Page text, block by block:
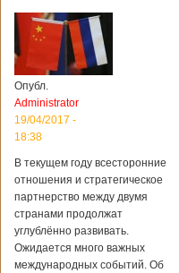
Опубл.
Administrator
19/04/2017 -
18:38
В текущем году всесторонние
отношения и стратегическое
партнерство между двумя
странами продолжат
углублённо развивать.
Ожидается много важных
международных событий. Об